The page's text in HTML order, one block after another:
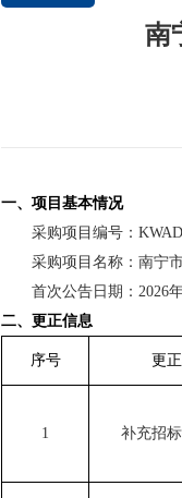
南
一、项目基本情况
采购项目编号：
采购项目名称：南宁
首次公告日期： 2026
二、更正信息
序号 更
1 补充招